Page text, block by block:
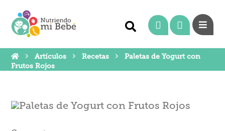
Artículos Recetas
Paletas de Yogurt con
Frutos Rojos